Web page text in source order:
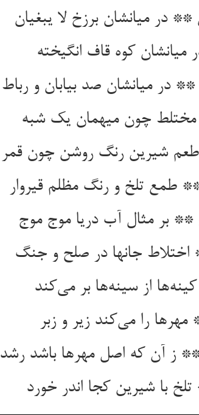
در میانشان صد بیابان و رباط
شیرین رنگ روشن چون قمر
طمع تلخ و رنگ مظلم قیروار
از سینه‌‌ها بر می‌‌کند
را می‌‌کند زیر و زبر
ز آن که اصل مهرها باشد رشد
با شیرین کجا اندر خورد